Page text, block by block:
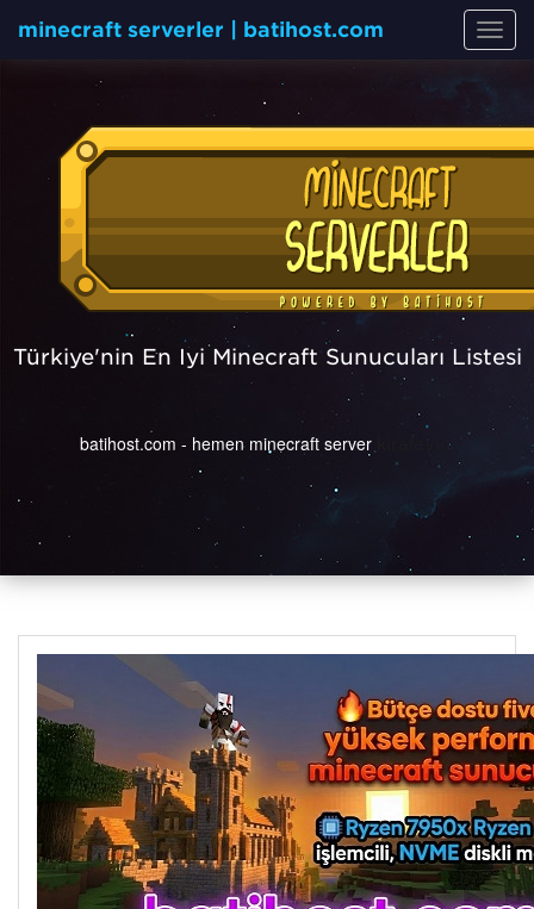
minecraft serverler | batihost.com
Türkiye'nin En İyi Minecraft Sunucuları Listesi
batihost.com - hemen minecraft server kiralayın.